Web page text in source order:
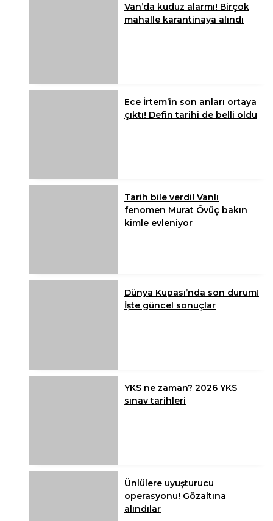
Van’da kuduz alarmı! Birçok
mahalle karantinaya alındı
Ece İrtem’in son anları ortaya
çıktı! Defin tarihi de belli oldu
Tarih bile verdi! Vanlı
fenomen Murat Övüç bakın
kimle evleniyor
Dünya Kupası’nda son durum!
İşte güncel sonuçlar
YKS ne zaman? 2026 YKS
sınav tarihleri
Ünlülere uyuşturucu
operasyonu! Gözaltına
alındılar